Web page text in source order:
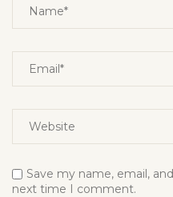
Save my name, email,
next time I comment.